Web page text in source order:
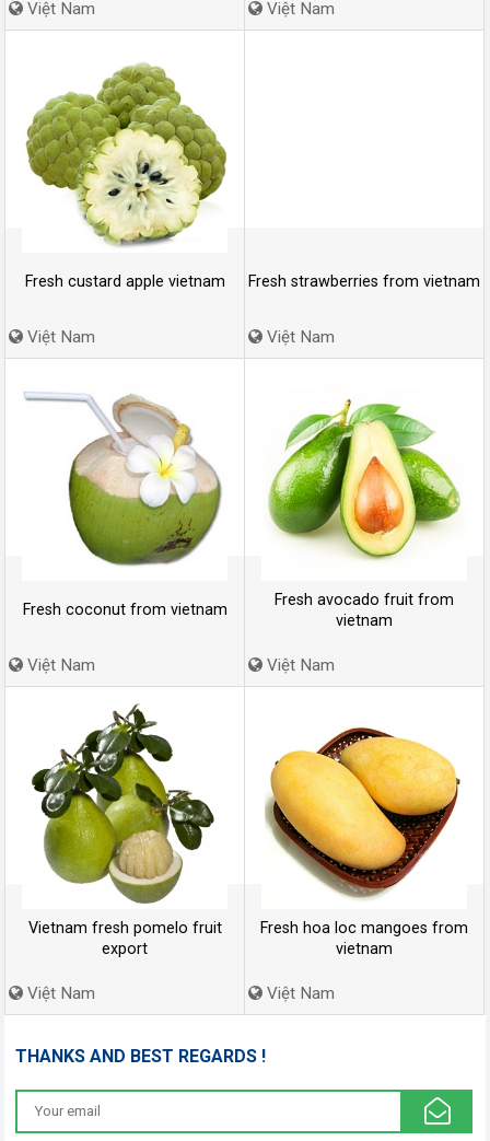
Việt Nam Việt Nam
Fresh custard apple vietnam
Việt Nam
Fresh strawberries from vietnam
Việt Nam
Fresh coconut from vietnam
Việt Nam
Fresh avocado fruit from
vietnam
Việt Nam
Vietnam fresh pomelo fruit
export
Việt Nam
Fresh hoa loc mangoes from
vietnam
Việt Nam
THANKS AND BEST REGARDS !